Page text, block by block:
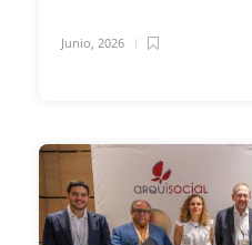
Junio, 2026